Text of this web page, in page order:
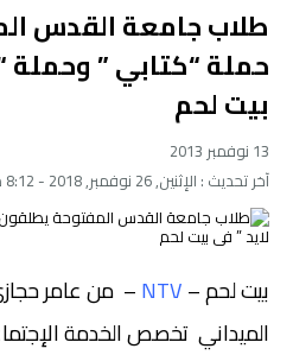
طلاب جامعة القدس
حملة “كتابي ” وحملة
بيت لحم
13 نوفمبر 2013
آخر تحديث : الإثنين, 26 نوفمبر, 2018 - 8:12 مساءً
بيت لحم –NTV– من عامر
الميداني تخصص الخدمة